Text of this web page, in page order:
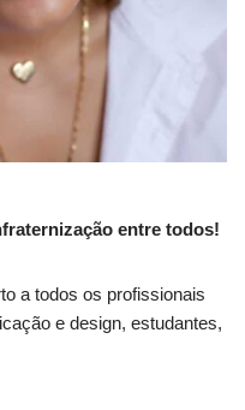
entre todos!
a todos os profissionais
e design, estudantes,